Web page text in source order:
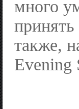
много
также,
Evening